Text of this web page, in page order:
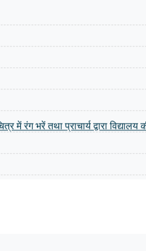
में रंग भरें तथा प्राचार्य द्वारा